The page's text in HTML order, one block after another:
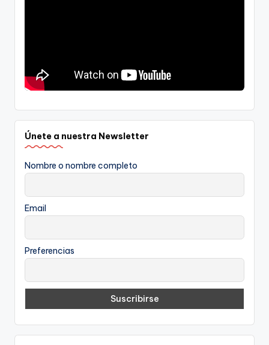
Únete a nuestra Newsletter
Nombre o nombre completo
Email
Preferencias